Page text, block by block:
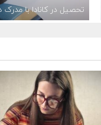
تحصیل در کانادا با مدرک